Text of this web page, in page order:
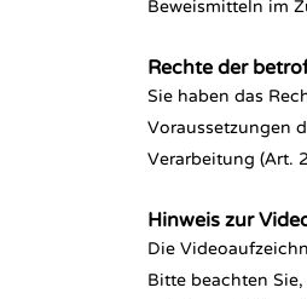
Beweismitteln im
Rechte der
Sie haben das
Voraussetzungen
Verarbeitung (Art.
Hinweis zur
Die
Bitte beachten